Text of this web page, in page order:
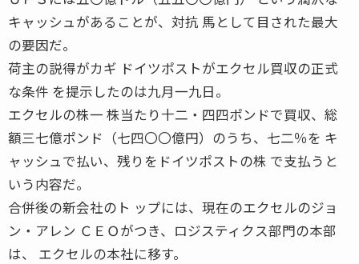
キャッシュがあることが、対抗 馬として目された最大
の要因だ。
荷主の説得がカギ ドイツポストがエクセル買収の正式
な条件 を提示したのは九月一九日。
エクセルの株一 株当たり十二・四四ポンドで買収、総
額三七億ポンド（七四〇〇億円）のうち、七二％を キ
ャッシュで払い、残りをドイツポストの株 で支払うと
いう内容だ。
合併後の新会社のト ップには、現在のエクセルのジョ
ン・アレン ＣＥＯがつき、ロジスティクス部門の本部
は、 エクセルの本社に移す。